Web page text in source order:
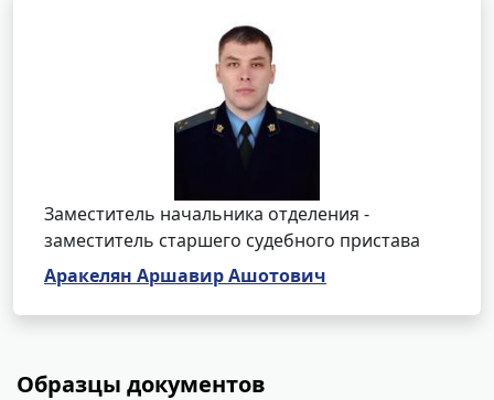
Заместитель начальника отделения -
заместитель старшего судебного пристава
Аракелян Аршавир Ашотович
Образцы документов